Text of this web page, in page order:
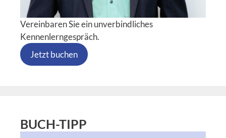
Vereinbaren Sie ein unverbindliches
Kennenlerngespräch.
Jetzt buchen
BUCH-TIPP